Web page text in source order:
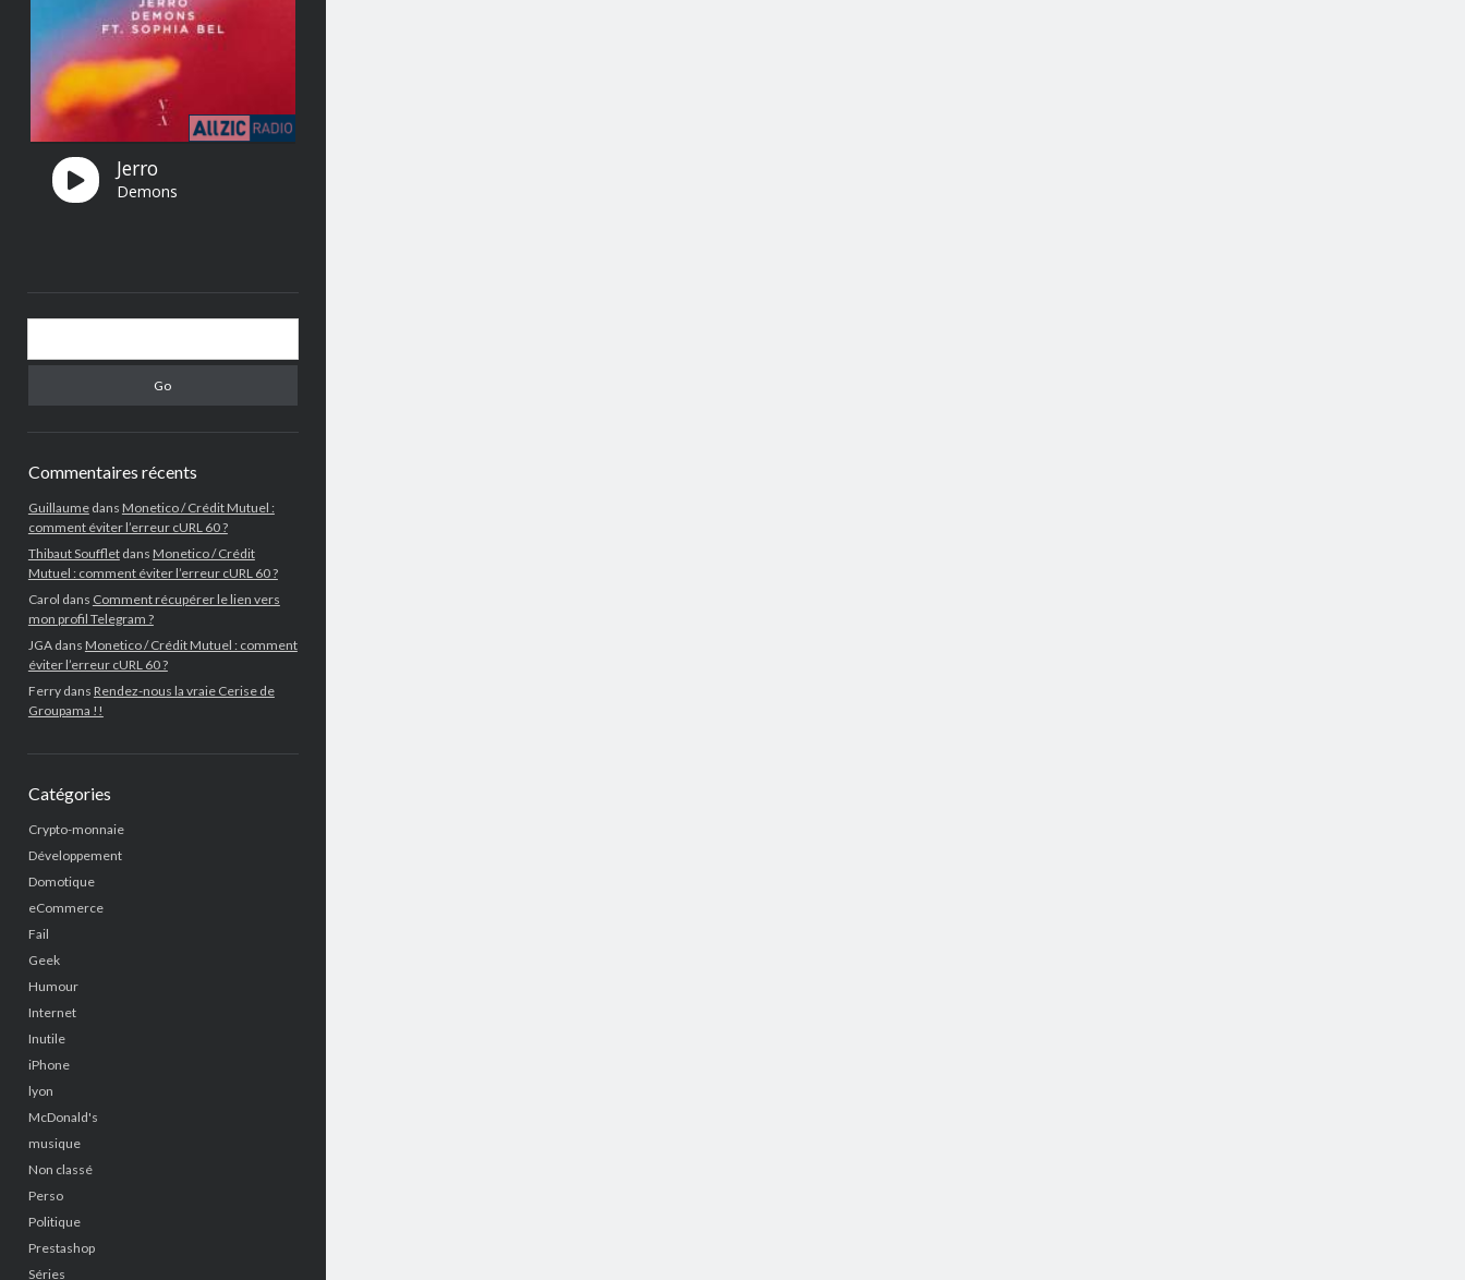
Commentaires récents
Guillaumedans Monetico / Crédit Mutuel :
comment éviter l’erreur cURL 60 ?
Thibaut Souffletdans Monetico / Crédit
Mutuel : comment éviter l’erreur cURL 60 ?
Carol dans Comment récupérer le lien vers
mon profil Telegram ?
JGAdans Monetico / Crédit Mutuel : comment
éviter l’erreur cURL 60 ?
Ferrydans Rendez-nous la vraie Cerise de
Groupama !!
Catégories
Crypto-monnaie
Développement
Domotique
eCommerce
Fail
Geek
Humour
Internet
Inutile
iPhone
lyon
McDonald's
musique
Non classé
Perso
Politique
Prestashop
Séries